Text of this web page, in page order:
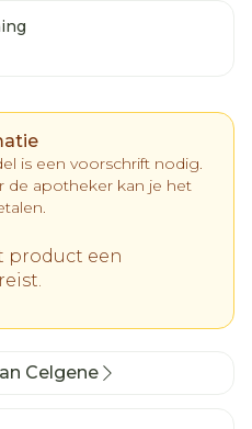
is een voorschrift nodig.
de apotheker kan je het
product een
Celgene